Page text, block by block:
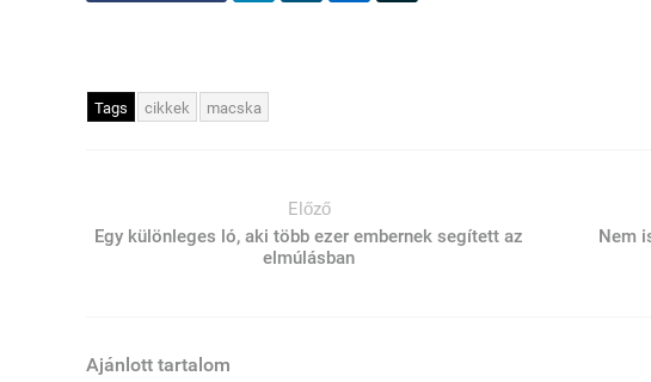
Tags cikkek macska
Előző
Egy különleges ló, aki több ezer embernek segített az
elmúlásban
Nem
Ajánlott tartalom